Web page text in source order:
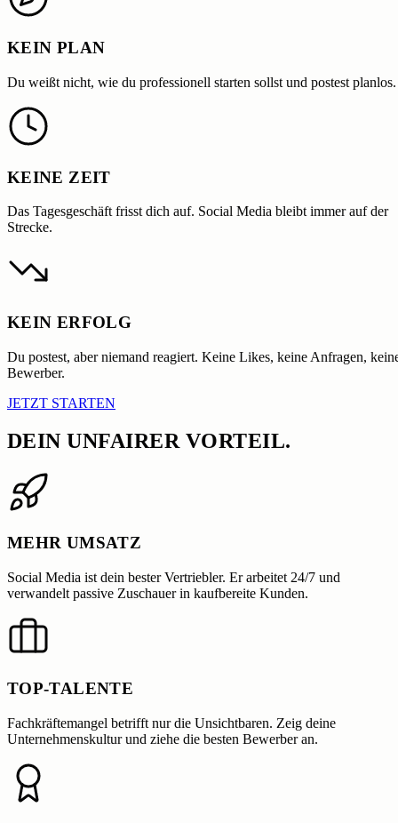
KEIN PLAN
Du weißt nicht, wie du professionell starten sollst und postest planlos.
KEINE ZEIT
Das Tagesgeschäft frisst dich auf. Social Media bleibt immer auf der
Strecke.
KEIN ERFOLG
Du postest, aber niemand reagiert. Keine Likes, keine Anfragen,
Bewerber.
JETZT STARTEN
DEIN UNFAIRER VORTEIL.
MEHR UMSATZ
Social Media ist dein bester Vertriebler. Er arbeitet 24/7 und
verwandelt passive Zuschauer in kaufbereite Kunden.
TOP-TALENTE
Fachkräftemangel betrifft nur die Unsichtbaren. Zeig deine
Unternehmenskultur und ziehe die besten Bewerber an.